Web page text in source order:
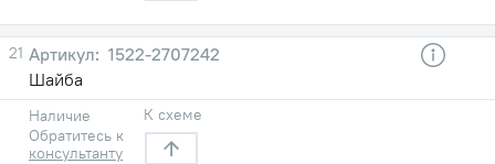
21
1522-2707242
Шайба
Наличие
Обратитесь к
консультанту
К схеме